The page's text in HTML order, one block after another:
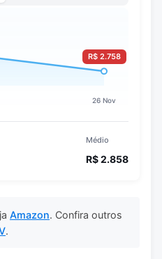
Médio
R$ 2.858
Amazon. Confira outros
.